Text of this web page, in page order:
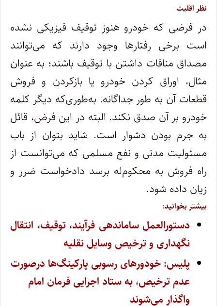
نظر اقلیت
در فرضی که خودرو هنوز توقیف فیزیکی نشده
است برخی رفتارها وجود دارند که می‌توانند
مصداق منافات داشتن با توقیف باشند؛ به عنوان
مثال، اوراق کردن خودرو یا بازکردن و فروش
قطعات آن به طور جداگانه. به‌طوری‌که دیگر کلمه
خودرو بر آن صدق نکند. البته در این فرض، قائل
به جرم بودن دشوار است. شاید بتوان از باب
مسئولیت مدنی و نفع مسلمی که می‌توانست از
راه فروش به محکوم‌له برسد دادخواست ضرر و
زیان داده شود.
بیشتر بخوانید:
دستورالعمل ساماندهی فرآیند، توقیف، انتقال
نگهداری و ترخیص وسایل نقلیه
پلیس: خودورهای رسوبی پارکینگ‌ها درصورت
عدم ترخیص، به ستاد اجرایی فرمان امام
واگذار می‌شوند